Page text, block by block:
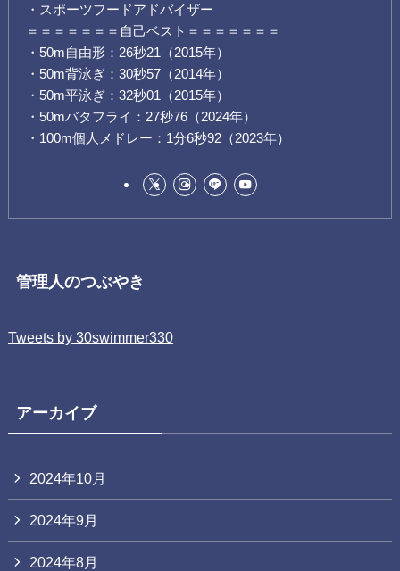
・スポーツフードアドバイザー
＝＝＝＝＝＝＝自己ベスト＝＝＝＝＝＝＝
・50m自由形：26秒21（2015年）
・50m背泳ぎ：30秒57（2014年）
・50m平泳ぎ：32秒01（2015年）
・50mバタフライ：27秒76（2024年）
・100m個人メドレー：1分6秒92（2023年）
管理人のつぶやき
Tweets by 30swimmer330
アーカイブ
2024年10月
2024年9月
2024年8月